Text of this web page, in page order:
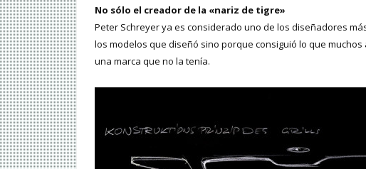
No sólo el creador de la «nariz de tigre»
Peter Schreyer ya es considerado uno de los diseñadores
los modelos que diseñó sino porque consiguió lo que
una marca que no la tenía.